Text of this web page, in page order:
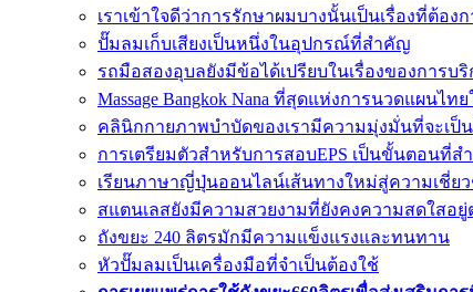
เราเข้าใจดีว่าการรักษาผมบางนั้นเป็นเรื่องที่ต้อ
ปั๊มลมเก็บเสียงเป็นหนึ่งในอุปกรณ์ที่สำคัญ
รถมือสองอุบลยังมีข้อได้เปรียบในเรื่องของการบริ
Massage Bangkok Nana ที่สุดแห่งการนวดแผนไท
คลินิกกายภาพบำบัดของเรามีความมุ่งมั่นที่จะเ
การเตรียมตัวสำหรับการสอบEPS เป็นขั้นตอนที่
เรียนภาษาญี่ปุ่นออนไลน์เส้นทางใหม่สู่ความเชี่ย
สแตนเลสยังมีความสวยงามที่ยังคงความสดใสอยู่
ถังขยะ 240 ลิตรมักมีความแข็งแรงและทนทาน
หัวปั๊มลมเป็นเครื่องมือที่จำเป็นต้องใช้